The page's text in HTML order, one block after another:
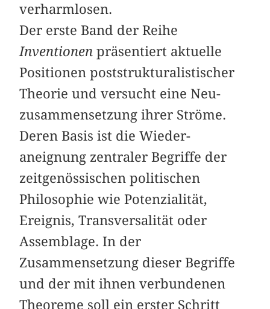
verharmlosen.
Der erste Band der Reihe
Inventionen präsentiert aktuelle
Positionen poststrukturalistischer
Theorie und versucht eine Neu­
zusammensetzung ihrer Ströme.
Deren Basis ist die Wieder­
aneignung zentraler Begriffe der
zeitgenössischen politischen
Philosophie wie Potenzialität,
Ereignis, Transversalität oder
Assemblage. In der
Zusammensetzung dieser Begriffe
und der mit ihnen verbundenen
Theoreme soll ein erster Schritt